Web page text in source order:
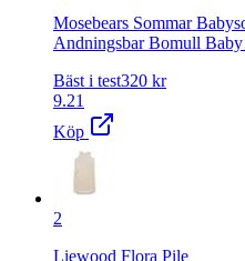
Mosebears Sommar
Andningsbar Bomull
Bäst i test320 kr
9.21
Köp
2
Liewood Flora Pile